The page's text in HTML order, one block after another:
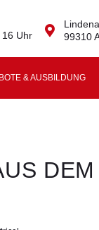
Uhr
99310
& AUSBILDUNG